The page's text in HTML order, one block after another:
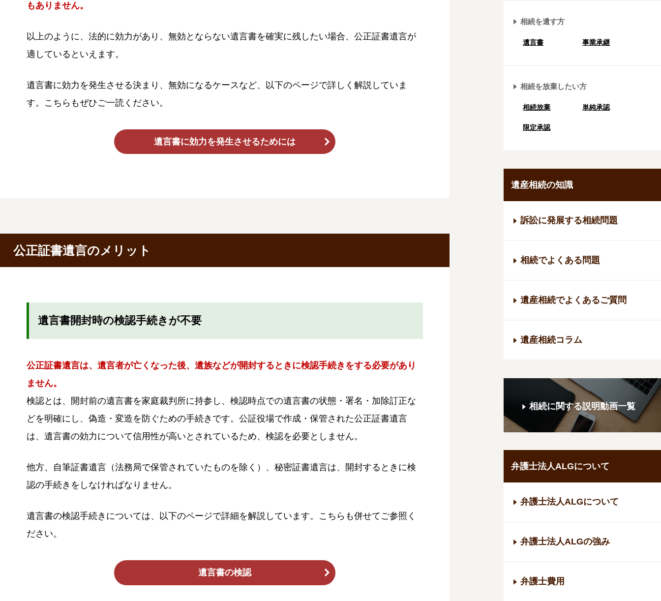
もありません。
以上のように、法的に効力があり、無効とならない遺言書を確実に残したい場合、公正証書遺言が
適しているといえます。
遺言書に効力を発生させる決まり、無効になるケースなど、以下のページで詳しく解説していま
す。こちらもぜひご一読ください。
遺言書に効力を発生させるためには
公正証書遺言のメリット
遺言書開封時の検認手続きが不要
公正証書遺言は、遺言者が亡くなった後、遺族などが開封するときに検認手続きをする必要があり
ません。
検認とは、開封前の遺言書を家庭裁判所に持参し、検認時点での遺言書の状態・署名・加除訂正な
どを明確にし、偽造・変造を防ぐための手続きです。公証役場で作成・保管された公正証書遺言
は、遺言書の効力について信用性が高いとされているため、検認を必要としません。
他方、自筆証書遺言（法務局で保管されていたものを除く）、秘密証書遺言は、開封するときに検
認の手続きをしなければなりません。
遺言書の検認手続きについては、以下のページで詳細を解説しています。こちらも併せてご参照く
ださい。
遺言書の検認
相続を遺す方
遺言書 事業承継
相続を放棄したい方
相続放棄 単純承認
限定承認
遺産相続の知識
訴訟に発展する相続問題
相続でよくある問題
遺産相続でよくあるご質問
遺産相続コラム
相続に関する説明動画一覧
弁護士法人ALGについて
弁護士法人ALGについて
弁護士法人ALGの強み
弁護士費用